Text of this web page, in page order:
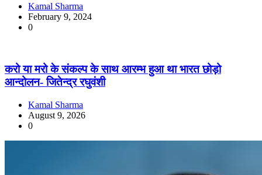
Kamal Sharma
February 9, 2024
0
करो या मरो के संकल्प के साथ आरम्भ हुआ था भारत छोड़ो
आन्दोलन- जितेन्द्र रघुवंशी
Kamal Sharma
August 9, 2026
0